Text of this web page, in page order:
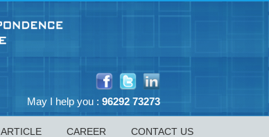
May I help you :96292 73273
ARTICLE CAREER CONTACT US